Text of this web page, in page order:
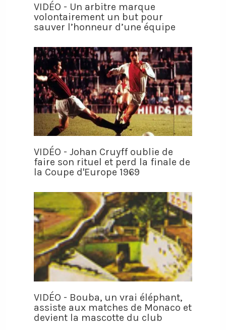
VIDÉO - Un arbitre marque
volontairement un but pour
sauver l’honneur d’une équipe
VIDÉO - Johan Cruyff oublie de
faire son rituel et perd la finale de
la Coupe d'Europe 1969
VIDÉO - Bouba, un vrai éléphant,
assiste aux matches de Monaco et
devient la mascotte du club